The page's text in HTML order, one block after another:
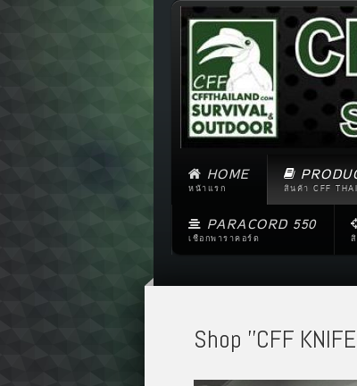
HOME
หน้าแรก สินค้า CFF
PARACORD 550
เชือกพาราคอร์ด
Shop ''CFF